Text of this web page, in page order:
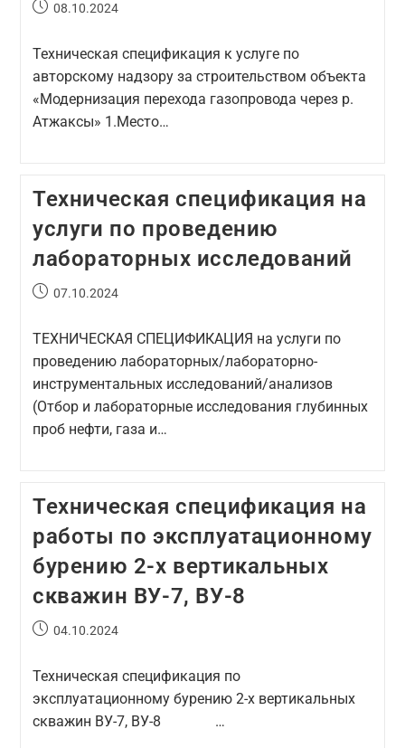
08.10.2024
Техническая спецификация к услуге по
авторскому надзору за строительством объекта
«Модернизация перехода газопровода через р.
Атжаксы» 1.Место…
Техническая спецификация на
услуги по проведению
лабораторных исследований
07.10.2024
ТЕХНИЧЕСКАЯ СПЕЦИФИКАЦИЯ на услуги по
проведению лабораторных/лабораторно-
инструментальных исследований/анализов
(Отбор и лабораторные исследования глубинных
проб нефти, газа и…
Техническая спецификация на
работы по эксплуатационному
бурению 2-х вертикальных
скважин ВУ-7, ВУ-8
04.10.2024
Техническая спецификация по
эксплуатационному бурению 2-х вертикальных
скважин ВУ-7, ВУ-8 …